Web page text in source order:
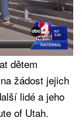
dětem
žádost jejich
lidé a jeho
of Utah.